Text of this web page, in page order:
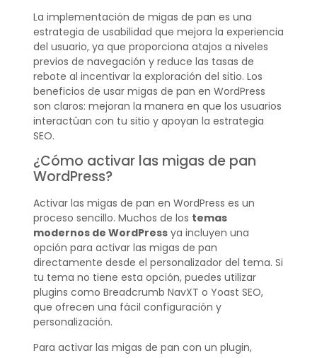
La implementación de migas de pan es una
estrategia de usabilidad que mejora la experiencia
del usuario, ya que proporciona atajos a niveles
previos de navegación y reduce las tasas de
rebote al incentivar la exploración del sitio. Los
beneficios de usar migas de pan en WordPress
son claros: mejoran la manera en que los usuarios
interactúan con tu sitio y apoyan la estrategia
SEO.
¿Cómo activar las migas de pan
WordPress?
Activar las migas de pan en WordPress es un
proceso sencillo. Muchos de los temas
modernos de WordPressya incluyen una
opción para activar las migas de pan
directamente desde el personalizador del tema. Si
tu tema no tiene esta opción, puedes utilizar
plugins como Breadcrumb NavXT o Yoast SEO,
que ofrecen una fácil configuración y
personalización.
Para activar las migas de pan con un plugin,